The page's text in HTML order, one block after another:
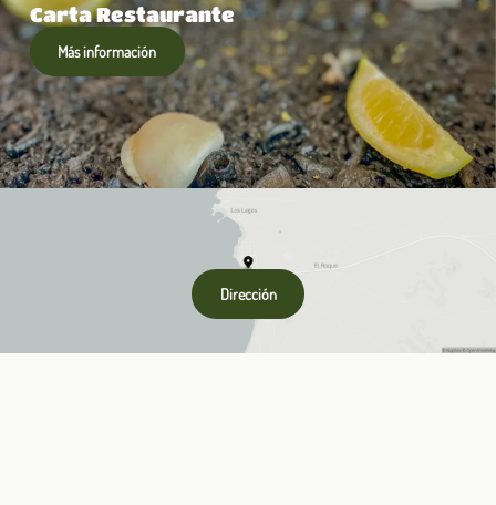
Carta Restaurante
Más información
Dirección